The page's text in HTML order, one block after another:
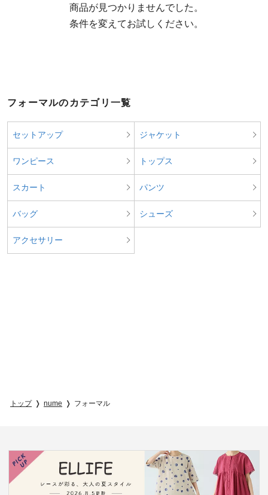
  条件を変えてお試しください。
フォーマルのカテゴリ一覧
セットアップ ジャケット
ワンピース トップス
スカート パンツ
バッグ シューズ
アクセサリー
トップ nume フォーマル